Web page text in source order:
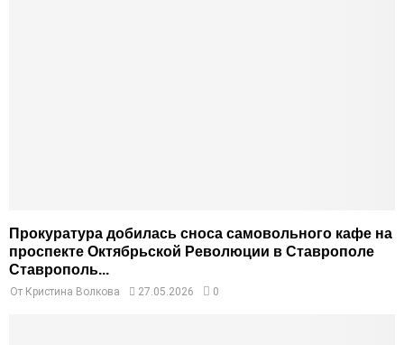
Прокуратура добилась сноса самовольного кафе на
проспекте Октябрьской Революции в Ставрополе
Ставрополь...
От Кристина Волкова 27.05.2026 0